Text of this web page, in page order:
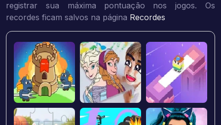
registrar sua máxima pontuação nos jogos. Os
recordes ficam salvos na página Recordes